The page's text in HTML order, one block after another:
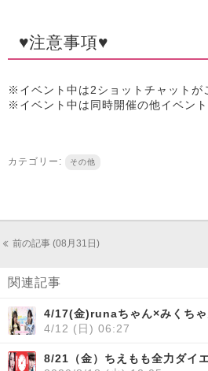
♥注意事項♥
※イベント中は2ショットチャットが
※イベント中は同時開催の他イベント
カテゴリー: その他
前の記事 (08月31日)
関連記事
4/12 (日) 06:27